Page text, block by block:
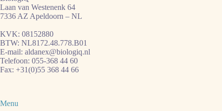
Laan van Westenenk 64
7336 AZ Apeldoorn – NL
KVK: 08152880
BTW: NL8172.48.778.B01
E-mail: aldanex@biologiq.nl
Telefoon: 055-368 44 60
Fax: +31(0)55 368 44 66
Menu